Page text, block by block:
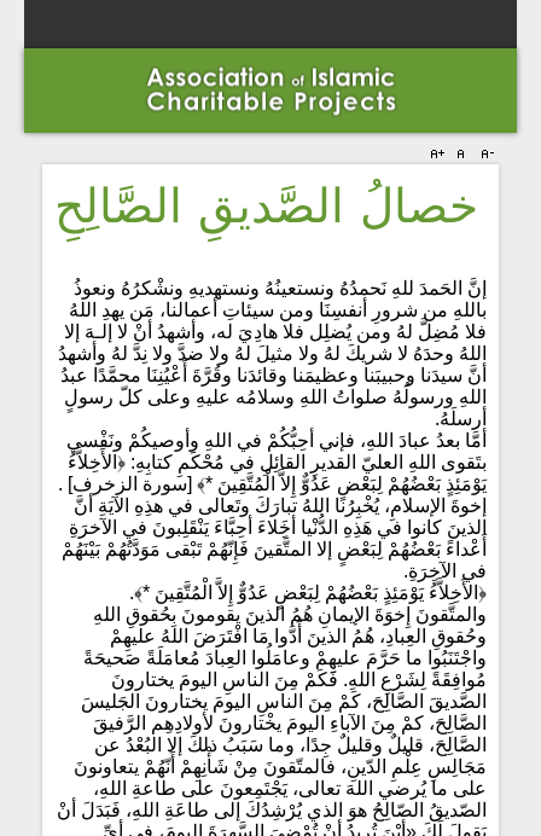
خصالُ الصَّديقِ الصَّالِحِ
إنَّ الحَمدَ للهِ نَحمدُهُ ونستعينُهُ ونستهديهِ ونشْكرُهُ ونعوذُ
باللهِ من شرورِ أنفسِنَا ومن سيئاتِ أعمالنا، مَن يهدِ اللهُ
فلا مُضِلَّ لهُ ومن يُضلِل فلا هادِيَ له، وأشهدُ أنْ لا إلـهَ إلا
اللهُ وحدَهُ لا شريكَ لهُ ولا مثيلَ لهُ ولا ضدَّ ولا نِدَّ لهُ وأشهدُ
أنَّ سيدَنا وحبيبَنا وعظيمَنا وقائدَنا وقُرَّةَ أَعْيُنِنَا محمَّدًا عبدُ
اللهِ ورسولُهُ صلواتُ اللهِ وسلامُه عليهِ وعلى كلّ رسولٍ
أرسلَهُ.
أمَّا بعدُ عبادَ اللهِ، فإني أحِبُّكُمْ في اللهِ وأوصيكُمْ ونَفْسي
بتَقوى اللهِ العليّ القديرِ القائِلِ في مُحْكَمِ كتابِهِ: ﴿الأَخِلاَّءُ
يَوْمَئِذٍ بَعْضُهُمْ لِبَعْضٍ عَدُوٌّ إِلاَّ الْمُتَّقِينَ *﴾ [سورة الزخرف] .
إخوةَ الإسلامِ، يُخْبِرُنا اللهُ تبارَكَ وتَعالى في هذِهِ الآيَةِ أنَّ
الذينَ كانوا في هَذِهِ الدُّنْيا أخَِلاءَ أحِبَّاءَ يَنْقَلِبونَ في الآخرَةِ
أَعْداءً بَعْضُهُمْ لِبَعْضٍ إلا المتَّقينَ فَإِنّهُمْ تَبْقى مَوَدَّتُهُمْ بَيْنَهُمْ
في الآخِرَةِ.
﴿الأَخِلاَّءُ يَوْمَئِذٍ بَعْضُهُمْ لِبَعْضٍ عَدُوٌّ إِلاَّ الْمُتَّقِينَ *﴾.
والمتَّقونَ إِخوَةَ الإيمانِ هُمُ الذينَ يقومونَ بِحُقوقِ اللهِ
وحُقوقِ العِبادِ، هُمُ الذينَ أَدَّوا مَا افْتَرَضَ اللهُ عليهِمْ
واجْتَنَبُوا ما حَرَّمَ عليهِمْ وعامَلُوا العِبادَ مُعامَلَةً صَحيحَةً
مُوافِقَةً لِشَرْعِ اللهِ. فَكَمْ مِنَ الناسِ اليومَ يختارونَ
الصَّديقَ الصَّالِحَ، كَمْ مِنَ الناسِ اليومَ يختارونَ الجَليسَ
الصَّالِحَ، كمْ مِنَ الآباءِ اليومَ يخْتارونَ لأولادِهِم الرَّفيقَ
الصَّالِحَ، قليلٌ وقليلٌ جِدًا، وما سَبَبُ ذلكَ إلا البُعْدُ عن
مَجَالِسِ عِلْمِ الدّينِ، فالمتّقونَ مِنْ شَأْنِهِمْ أَنّهُمْ يتعاونونَ
على ما يُرضي اللهَ تعالى، يَجْتَمِعونَ على طاعةِ اللهِ،
الصّديقُ الصّالِحُ هوَ الذي يُرْشِدُكَ إلى طاعَةِ اللهِ، فَبَدَلَ أنْ
يَقولَ لَكَ «أيْنَ تُريدُ أنْ تُمْضِيَ السَّهرَةَ اليومَ، في أيِّ